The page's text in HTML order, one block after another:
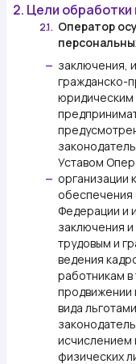
2. Цели
2.1. Оператор
— заключения,
гражданско-
юридическим
Уставом
— организации
обеспечения
Федерации и
заключения
трудовым и
ведения
работникам в
продвижении
вида
исчислением
физических